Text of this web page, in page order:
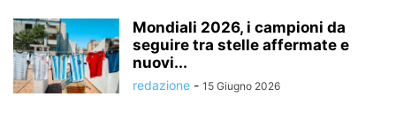
Mondiali 2026, i campioni da
seguire tra stelle affermate e
nuovi...
redazione - 15 Giugno 2026